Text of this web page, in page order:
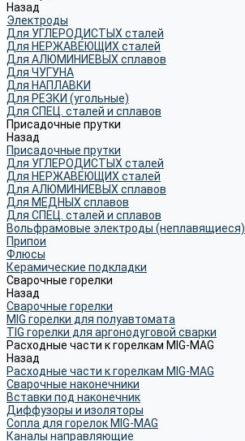
Назад
Электроды
Для УГЛЕРОДИСТЫХ сталей
Для НЕРЖАВЕЮЩИХ сталей
Для АЛЮМИНИЕВЫХ сплавов
Для ЧУГУНА
Для НАПЛАВКИ
Для РЕЗКИ (угольные)
Для СПЕЦ. сталей и сплавов
Присадочные прутки
Назад
Присадочные прутки
Для УГЛЕРОДИСТЫХ сталей
Для НЕРЖАВЕЮЩИХ сталей
Для АЛЮМИНИЕВЫХ сплавов
Для МЕДНЫХ сплавов
Для СПЕЦ. сталей и сплавов
Вольфрамовые электроды (неплавящиеся)
Припои
Флюсы
Керамические подкладки
Сварочные горелки
Назад
Сварочные горелки
MIG горелки для полуавтомата
TIG горелки для аргонодуговой сварки
Расходные части к горелкам MIG-MAG
Назад
Расходные части к горелкам MIG-MAG
Сварочные наконечники
Вставки под наконечник
Диффузоры и изоляторы
Сопла для горелок MIG-MAG
Каналы направляющие